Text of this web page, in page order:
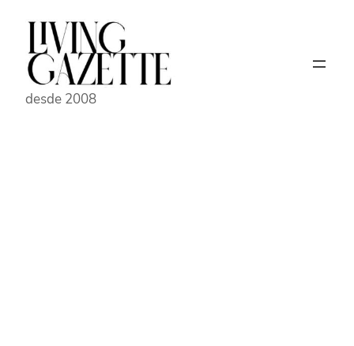
Pular
conteúdo
desde 2008